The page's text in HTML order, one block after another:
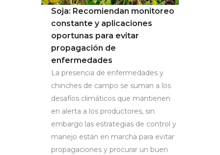
Soja: Recomiendan monitoreo
constante y aplicaciones
oportunas para evitar
propagación de
enfermedades
La presencia de enfermedades y
chinches de campo se suman a los
desafíos climáticos que mantienen
en alerta a los productores, sin
embargo las estrategias de control y
manejo están en marcha para evitar
propagaciones y procurar un buen